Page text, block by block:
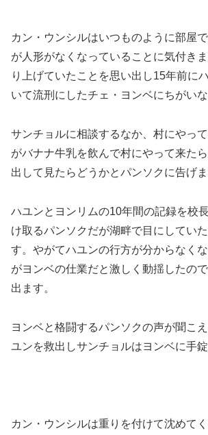
カン・ウンシルはいつものように部屋
が人形がなくなっていることに気付き
り上げていたことを思い出し15年前に
いて流刑にしたチェ・ヨンベにちがいな
サンチョルに相談するなか、村にやっ
がバナナ牛乳を飲んで村にやって来た
出して見たらどうかとパンソクに告げま
ハユンとヨンリムの10年間の記録を校
け取るパンソクだが湖畔で目にしてい
す。やがてハユンの行方が分からなく
がヨンベの仕業だと激しく動揺したの
出ます。
ヨンベと格闘するパンソクの声が聞こ
ユンを救出しサンチョルはヨンベに手錠
カン・ウンシルは重りを付けて沈めて